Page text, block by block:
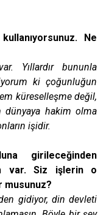
Ne
Yıllardır bununla
ki çoğunluğun
küreselleşme değil,
dünyaya hakim olma
işidir.
girileceğinden
var. Siz işlerin o
musunuz?
gidiyor, din devleti